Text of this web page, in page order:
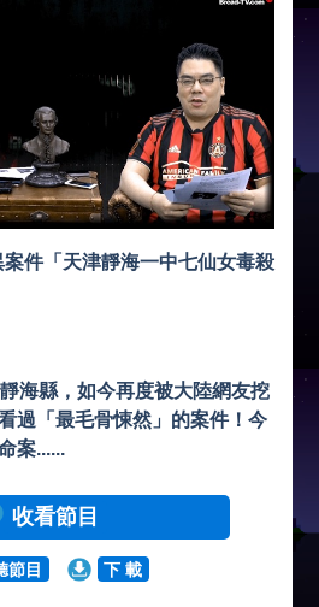
件「天津靜海一中七仙女毒殺
海縣，如今再度被大陸網友挖
過「最毛骨悚然」的案件！今
案......
收看節目
節目 下 載